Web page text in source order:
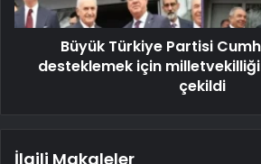
Büyük Türkiye Partisi
desteklemek için
çekildi
İlgili Makaleler